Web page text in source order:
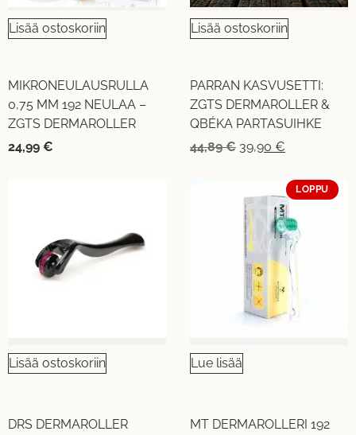
Lisää ostoskoriin
MIKRONEULAUSRULLA
0,75 MM 192 NEULAA –
ZGTS DERMAROLLER
24,99 €
Lisää ostoskoriin
PARRAN KASVUSETTI:
ZGTS DERMAROLLER &
QBÉKA PARTASUIHKE
44,89€ 39,90 €
Lisää ostoskoriin
DRS DERMAROLLER
LOPPU
Lue lisää
MT DERMAROLLERI 192